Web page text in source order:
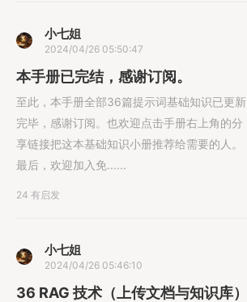
小七姐
2024/04/26 05:50:47
本手册已完结，感谢订阅。
至此，本手册全部36篇提示词基础知识已更新
完毕，感谢订阅。也欢迎点击手册右上角的分
享链接把这本基础知识小册推荐给需要的人。
最后，欢迎加入免......
24 有启发
小七姐
2024/04/26 05:46:10
36 RAG 技术（上传文档与知识库）